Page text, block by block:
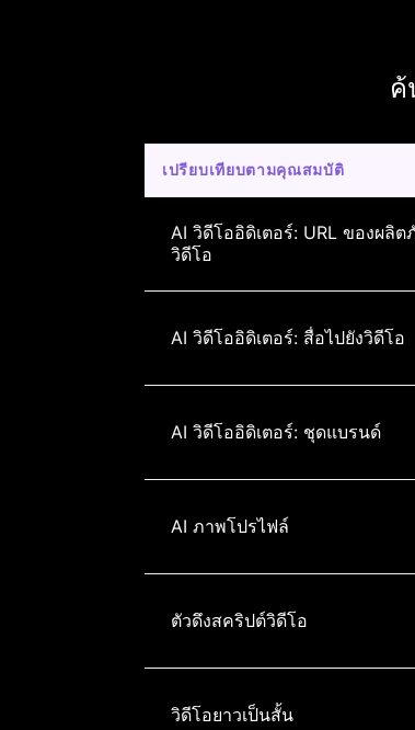
ค้
เปรียบเทียบตามคุณสมบัติ
AI วิดีโออิดิเตอร์: URL ของผลิ
วิดีโอ
AI วิดีโออิดิเตอร์: สื่อไปยังวิดีโอ
AI วิดีโออิดิเตอร์: ชุดแบรนด์
AI ภาพโปรไฟล์
ตัวดึงสคริปต์วิดีโอ
วิดีโอยาวเป็นสั้น